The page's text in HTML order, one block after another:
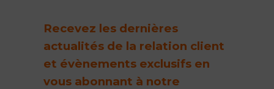
Recevez les dernières
actualités de la relation client
et évènements exclusifs en
vous abonnant à notre